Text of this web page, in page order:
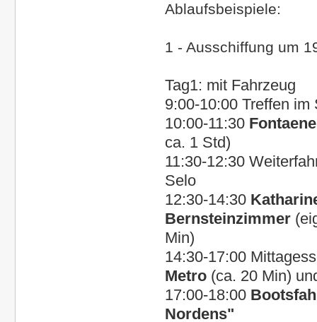
Ablaufsbeispiele:
1 - Ausschiffung um
Tag1: mit Fahrzeug
9:00-10:00 Treffen
10:00-11:30
ca. 1 Std)
11:30-12:30
Selo
12:30-14:30
Bernsteinzimmer
Min)
14:30-17:00
Metro (ca. 20 Min)
17:00-18:00
Nordens"